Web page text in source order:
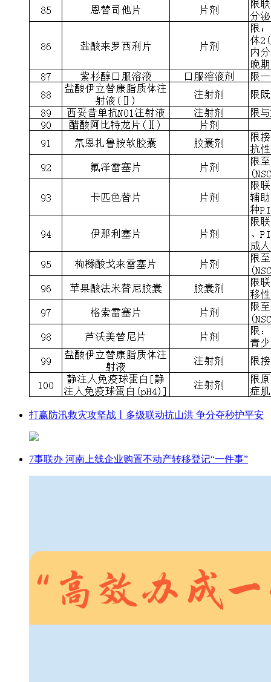
打赢防汛救灾攻坚战丨多级联动抗山洪 争分夺秒护平安
7事联办 河南上线企业购置不动产转移登记“一件事”